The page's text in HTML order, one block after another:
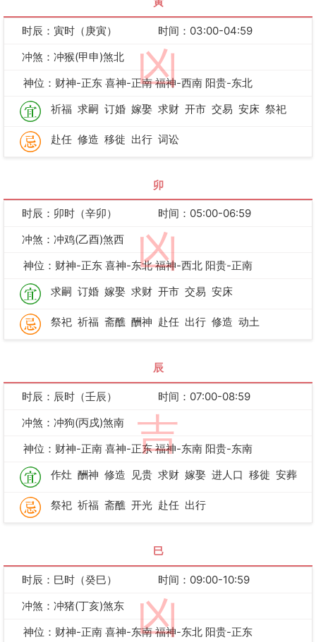
凶
时辰：寅时（庚寅）
时间：03:00-04:59
冲煞：冲猴(甲申)煞北
神位：财神-正东 喜神-正南 福神-西南 阳贵-东北
祈福 求嗣 订婚 嫁娶 求财 开市 交易 安床 祭祀
赴任 修造 移徙 出行 词讼
卯
凶
时辰：卯时（辛卯）
时间：05:00-06:59
冲煞：冲鸡(乙酉)煞西
神位：财神-正东 喜神-东北 福神-西北 阳贵-正南
求嗣 订婚 嫁娶 求财 开市 交易 安床
祭祀 祈福 斋醮 酬神 赴任 出行 修造 动土
辰
吉
时辰：辰时（壬辰）
时间：07:00-08:59
冲煞：冲狗(丙戌)煞南
神位：财神-正南 喜神-正东 福神-东南 阳贵-东南
作灶 酬神 修造 见贵 求财 嫁娶 进人口 移徙 安葬
祭祀 祈福 斋醮 开光 赴任 出行
巳
凶
时辰：巳时（癸巳）
时间：09:00-10:59
冲煞：冲猪(丁亥)煞东
神位：财神-正南 喜神-东南 福神-东北 阳贵-正东